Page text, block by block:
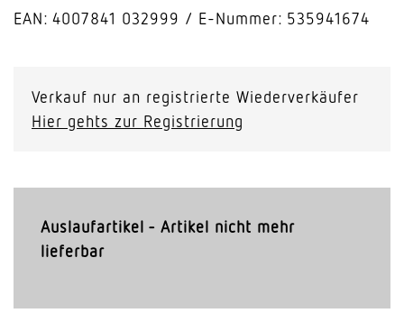
EAN: 4007841 032999 E-Nummer: 535941674
Verkauf nur an registrierte Wiederverkäufer
Hier gehts zur Registrierung
Auslaufartikel - Artikel nicht mehr
lieferbar